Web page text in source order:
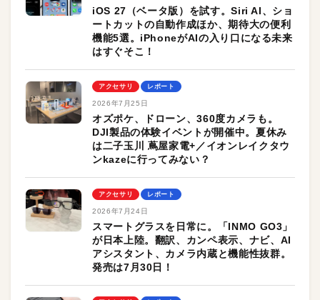
iOS 27（ベータ版）を試す。Siri AI、ショ
ートカットの自動作成ほか、期待大の便利
機能5選。iPhoneがAIの入り口になる未来
はすぐそこ！
アクセサリ レポート
2026年7月25日
オズポケ、ドローン、360度カメラも。
DJI製品の体験イベントが開催中。夏休み
は二子玉川 蔦屋家電+／イオンレイクタウ
ンkazeに行ってみない？
アクセサリ レポート
2026年7月24日
スマートグラスを日常に。「INMO GO3」
が日本上陸。翻訳、カンペ表示、ナビ、AI
アシスタント、カメラ内蔵と機能性抜群。
発売は7月30日！